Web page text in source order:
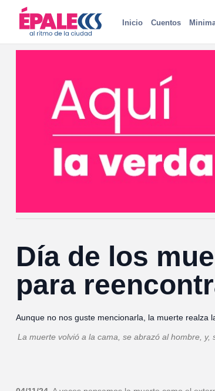
Inicio Cuentos
Día de los
para
Aunque no nos guste mencionarla, la muerte realza
La muerte volvió a la cama, se abrazó al hombre, y,